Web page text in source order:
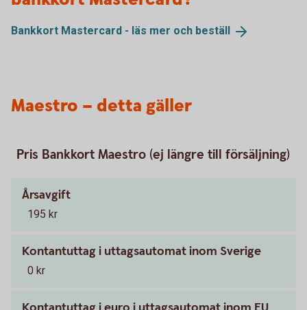
Bankkort Mastercard - läs mer och beställ
Maestro – detta gäller
Pris Bankkort Maestro (ej längre till försäljning)
Årsavgift
195 kr
Kontantuttag i uttagsautomat inom Sverige
0 kr